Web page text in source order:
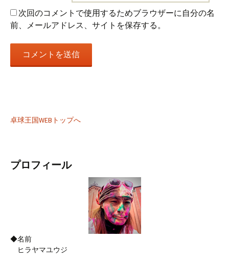
次回のコメントで使用するためブラウザーに自分の名
前、メールアドレス、サイトを保存する。
卓球王国WEBトップへ
プロフィール
◆名前
ヒラヤマユウジ